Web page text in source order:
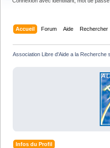
Accueil Forum Aide Rechercher
Association Libre d'Aide a la Recherche
Infos du Profil